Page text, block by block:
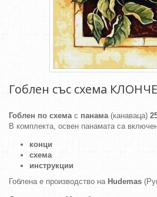
Гоблен със схема
Гоблен по схемас панама(канаваца)
В комплекта, освен панамата са
конци
схема
инструкции
Гоблена е производство на Hudemas